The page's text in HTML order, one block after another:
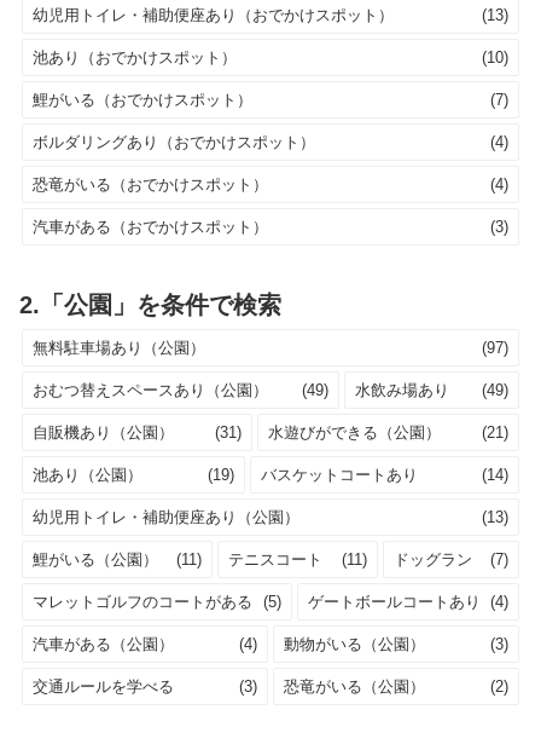
幼児用トイレ・補助便座あり（おでかけスポット） (13)
池あり（おでかけスポット） (10)
鯉がいる（おでかけスポット） (7)
ボルダリングあり（おでかけスポット） (4)
恐竜がいる（おでかけスポット） (4)
汽車がある（おでかけスポット） (3)
2.「公園」を条件で検索
無料駐車場あり（公園） (97)
おむつ替えスペースあり（公園） (49) 水飲み場あり (49)
自販機あり（公園） (31) 水遊びができる（公園） (21)
池あり（公園） (19) バスケットコートあり (14)
幼児用トイレ・補助便座あり（公園） (13)
鯉がいる（公園） (11) テニスコート (11) ドッグラン (7)
マレットゴルフのコートがある (5) ゲートボールコートあり (4)
汽車がある（公園） (4) 動物がいる（公園） (3)
交通ルールを学べる (3) 恐竜がいる（公園） (2)